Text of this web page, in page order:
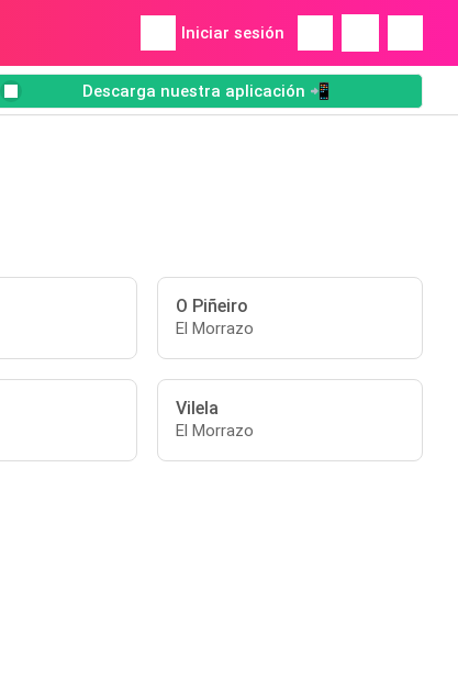
Iniciar sesión
Descarga nuestra aplicación 📲
O Piñeiro
El Morrazo
Vilela
El Morrazo